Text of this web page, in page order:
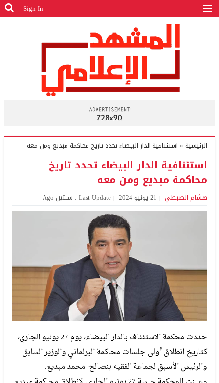
Sign In
الرئيسية » استئنافية الدار البيضاء تحدد تاريخ محاكمة مبديع ومن معه
استئنافية الدار البيضاء تحدد تاريخ
محاكمة مبديع ومن معه
هشام الصبطي 21 يونيو 2024 Last Update : سنتين Ago
حددت محكمة الاستئناف بالدار البيضاء، يوم 27 يونيو الجاري،
كتاريخ انطلاق أولى جلسات محاكمة البرلماني والوزير السابق
والرئيس الأسبق لجماعة الفقيه بنصالح، محمد مبديع.